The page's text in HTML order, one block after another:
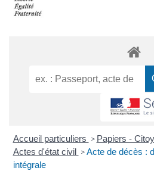
Accueil particuliers > Papiers -
Actes d'état civil > Acte de décès :
intégrale